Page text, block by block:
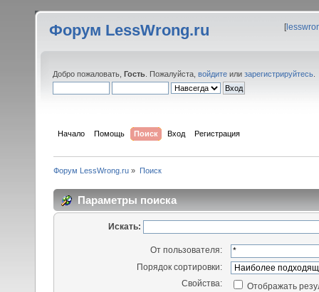
Форум LessWrong.ru [
Добро пожаловать, Гость . Пожалуйста, войдите или зарегистрируйтесь
Начало Помощь Поиск Вход Регистрация
Форум LessWrong.ru » Поиск
Параметры поиска
Искать:
От пользователя:
Порядок сортировки:
Свойства:
Отображать